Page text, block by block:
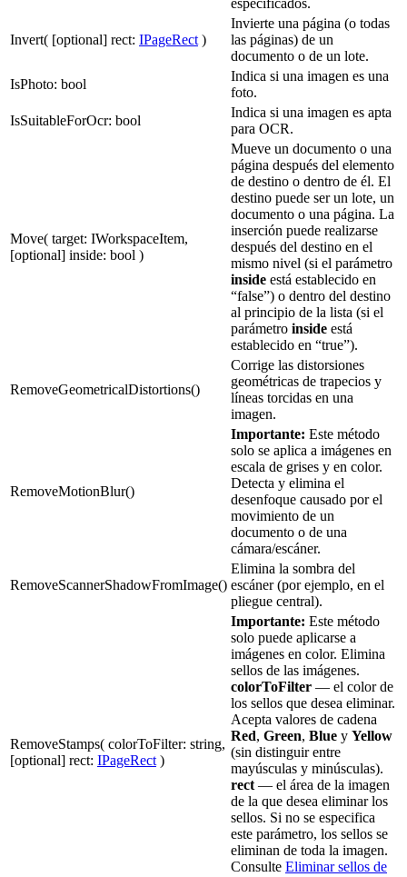
especificados.
Invert( [optional] rect: IPageRect )
Invierte una página (o todas
las páginas) de un
documento o de un lote.
IsPhoto: bool
Indica si una imagen es una
foto.
IsSuitableForOcr: bool
Indica si una imagen es apta
para OCR.
Move( target: IWorkspaceItem,
[optional] inside: bool )
Mueve un documento o una
página después del elemento
de destino o dentro de él. El
destino puede ser un lote, un
documento o una página. La
inserción puede realizarse
después del destino en el
mismo nivel (si el parámetro
inside está establecido en
“false”) o dentro del destino
al principio de la lista (si el
parámetro inside está
establecido en “true”).
RemoveGeometricalDistortions()
Corrige las distorsiones
geométricas de trapecios y
líneas torcidas en una
imagen.
RemoveMotionBlur()
Importante: Este método
solo se aplica a imágenes en
escala de grises y en color.
Detecta y elimina el
desenfoque causado por el
movimiento de un
documento o de una
cámara/escáner.
RemoveScannerShadowFromImage()
Elimina la sombra del
escáner (por ejemplo, en el
pliegue central).
RemoveStamps( colorToFilter: string,
[optional] rect: IPageRect )
Importante: Este método
solo puede aplicarse a
imágenes en color. Elimina
sellos de las imágenes.
colorToFilter — el color de
los sellos que desea eliminar.
Acepta valores de cadena
Red, Green, Blue y Yellow
(sin distinguir entre
mayúsculas y minúsculas).
rect — el área de la imagen
de la que desea eliminar los
sellos. Si no se especifica
este parámetro, los sellos se
eliminan de toda la imagen.
Consulte Eliminar sellos de